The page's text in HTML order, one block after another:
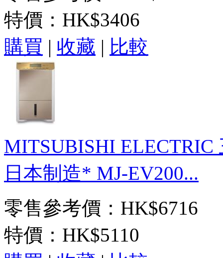
特價： HK$3406
購買 | 收藏 | 比較
MITSUBISHI
日本制造* MJ-EV200...
零售參考價：HK$6716
特價： HK$5110